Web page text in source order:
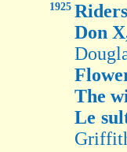
1925
Don
The
Le